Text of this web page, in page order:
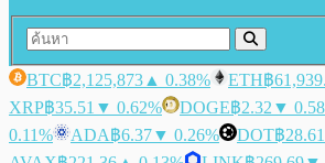
BTC฿2,125,873 ▲ 0.38% ETH฿
XRP฿35.51 ▼ 0.62% DOGE฿2.32 ▼
0.11%
ADA฿6.37▼ 0.26% DOT฿28.61